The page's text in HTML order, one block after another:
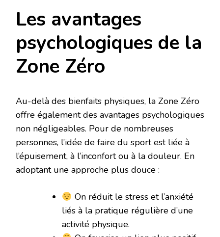
Les avantages
psychologiques de la
Zone Zéro
Au-delà des bienfaits physiques, la Zone Zéro
offre également des avantages psychologiques
non négligeables. Pour de nombreuses
personnes, l’idée de faire du sport est liée à
l’épuisement, à l’inconfort ou à la douleur. En
adoptant une approche plus douce :
On réduit le stress et l’anxiété
liés à la pratique régulière d’une
activité physique.